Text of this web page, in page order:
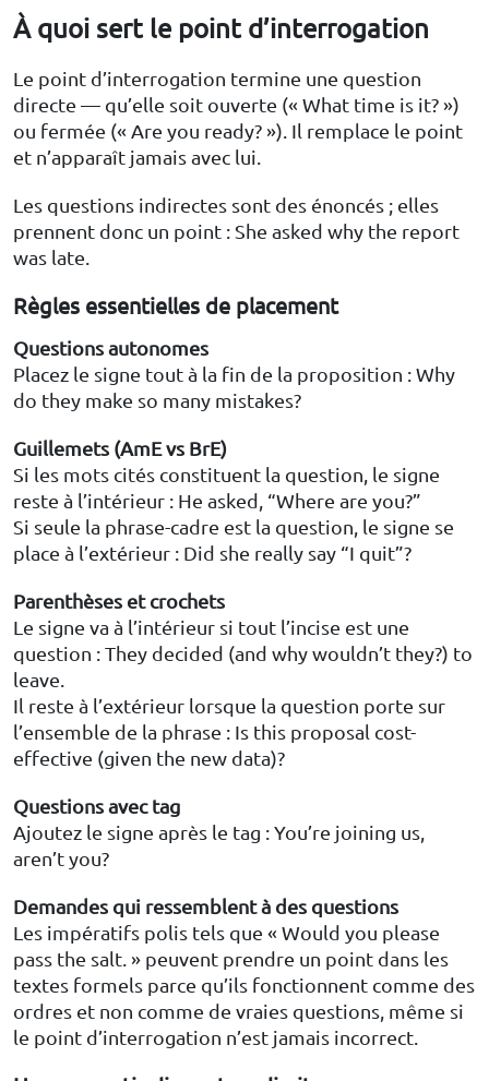
À quoi sert le point d’interrogation
Le point d’interrogation termine une question
directe — qu’elle soit ouverte (« What time is it? »)
ou fermée (« Are you ready? »). Il remplace le point
et n’apparaît jamais avec lui.
Les questions indirectes sont des énoncés ; elles
prennent donc un point : She asked why the report
was late.
Règles essentielles de placement
Questions autonomes
Placez le signe tout à la fin de la proposition : Why
do they make so many mistakes?
Guillemets (AmE vs BrE)
Si les mots cités constituent la question, le signe
reste à l’intérieur : He asked, “Where are you?”
Si seule la phrase-cadre est la question, le signe se
place à l’extérieur : Did she really say “I quit”?
Parenthèses et crochets
Le signe va à l’intérieur si tout l’incise est une
question : They decided (and why wouldn’t they?) to
leave.
Il reste à l’extérieur lorsque la question porte sur
l’ensemble de la phrase : Is this proposal cost-
effective (given the new data)?
Questions avec tag
Ajoutez le signe après le tag : You’re joining us,
aren’t you?
Demandes qui ressemblent à des questions
Les impératifs polis tels que « Would you please
pass the salt. » peuvent prendre un point dans les
textes formels parce qu’ils fonctionnent comme des
ordres et non comme de vraies questions, même si
le point d’interrogation n’est jamais incorrect.